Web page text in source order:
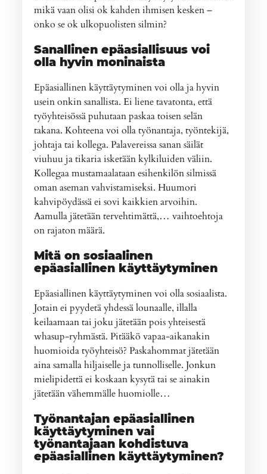
mikä vaan olisi ok kahden ihmisen kesken –
onko se ok ulkopuolisten silmin?
Sanallinen epäasiallisuus voi
olla hyvin moninaista
Epäasiallinen käyttäytyminen voi olla ja hyvin
usein onkin sanallista. Ei liene tavatonta, että
työyhteisössä puhutaan paskaa toisen selän
takana. Kohteena voi olla työnantaja, työntekijä,
johtaja tai kollega. Palavereissa sanan säilät
viuhuu ja tikaria isketään kylkiluiden väliin.
Kollegaa mustamaalataan esihenkilön silmissä
oman aseman vahvistamiseksi. Huumori
kahvipöydässä ei sovi kaikkien arvoihin.
Aamulla jätetään tervehtimättä,… vaihtoehtoja
on rajaton määrä.
Mitä on sosiaalinen
epäasiallinen käyttäytyminen
Epäasiallinen käyttäytyminen voi olla sosiaalista.
Jotain ei pyydetä yhdessä lounaalle, illalla
keilaamaan tai joku jätetään pois yhteisestä
whasup-ryhmästä. Pitääkö vapaa-aikanakin
huomioida työyhteisö? Paskahommat jätetään
aina samalla hiljaiselle ja tunnolliselle. Jonkun
mielipidettä ei koskaan kysytä tai se ainakin
jätetään vähemmälle huomiolle…
Työnantajan epäasiallinen
käyttäytyminen vai
työnantajaan kohdistuva
epäasiallinen käyttäytyminen?